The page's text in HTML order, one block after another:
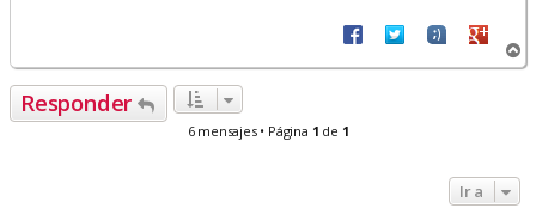
r
Responder
6 mensajes • Página 1 de 1
Ir a